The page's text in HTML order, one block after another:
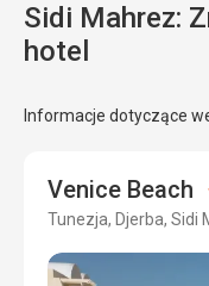
Sidi Mahrez:
hotel
Informacje dotyczące
Venice Beach
Tunezja, Djerba, Sidi